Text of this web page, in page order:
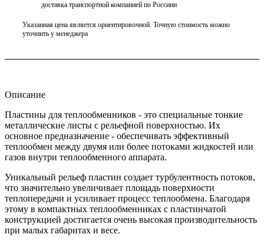
доставка транспортной компанией по Россиии
Указанная цена является ориентировочной. Точную стоимость можно
уточнить у менеджера
Описание
Пластины для теплообменников - это специальные тонкие
металлические листы с рельефной поверхностью. Их
основное предназначение - обеспечивать эффективный
теплообмен между двумя или более потоками жидкостей или
газов внутри теплообменного аппарата.
Уникальный рельеф пластин создает турбулентность потоков,
что значительно увеличивает площадь поверхности
теплопередачи и усиливает процесс теплообмена. Благодаря
этому в компактных теплообменниках с пластинчатой
конструкцией достигается очень высокая производительность
при малых габаритах и весе.